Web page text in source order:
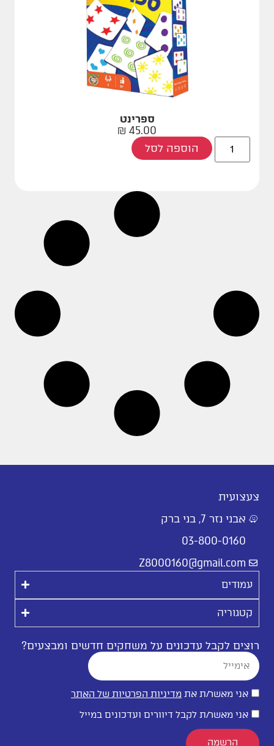
ספרינט
45.00
₪
הוספה לסל
צעצועית
אבני נזר 7, בני ברק
03-800-0160
Z8000160@gmail.com
עמודים
קטגוריה
רוצים לקבל עדכונים על משחקים חדשים ומבצעים?
אני מאשר/ת את מדיניות הפרטיות של האתר
אני מאשר/ת לקבל דיוורים ועדכונים במייל
הרשמה